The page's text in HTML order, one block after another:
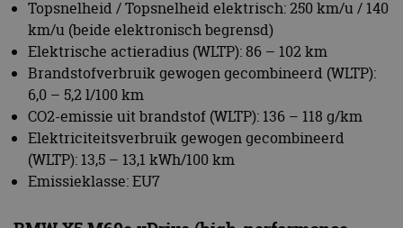
BMW X5 M60e xDrive (high-performance
plug-in hybrid benzine)
Aantal portieren / zitplaatsen: 4 / 5
Lengte / breedte / hoogte (leeg): 4.998 mm / 2.000
mm / 1.751 mm
Wielbasis: 3.035 mm
Spoorbreedte voor / achter: 1.712 mm / 1.714 mm